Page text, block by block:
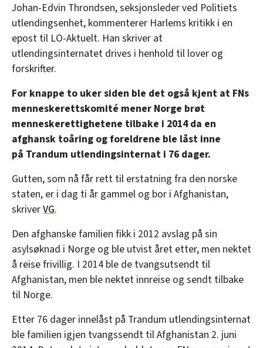
Johan-Edvin Throndsen, seksjonsleder ved Politiets
utlendingsenhet, kommenterer Harlems kritikk i en
epost til LO-Aktuelt. Han skriver at
utlendingsinternatet drives i henhold til lover og
forskrifter.
For knappe to uker siden ble det også kjent at FNs
menneskerettskomité mener Norge brøt
menneskerettighetene tilbake i 2014 da en
afghansk toåring og foreldrene ble låst inne
på Trandum utlendingsinternat i 76 dager.
Gutten, som nå får rett til erstatning fra den norske
staten, er i dag ti år gammel og bor i Afghanistan,
skriverVG.
Den afghanske familien fikk i 2012 avslag på sin
asylsøknad i Norge og ble utvist året etter, men nektet
å reise frivillig. I 2014 ble de tvangsutsendt til
Afghanistan, men ble nektet innreise og sendt tilbake
til Norge.
Etter 76 dager innelåst på Trandum utlendingsinternat
ble familien igjen tvangssendt til Afghanistan 2. juni